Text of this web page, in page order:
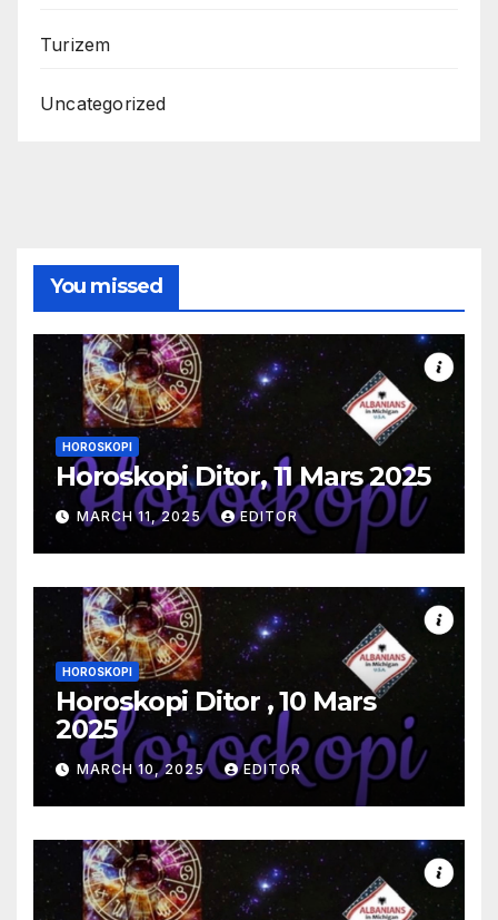
Turizem
Uncategorized
You missed
HOROSKOPI
Horoskopi Ditor, 11 Mars 2025
MARCH 11, 2025 EDITOR
HOROSKOPI
Horoskopi Ditor , 10 Mars
2025
MARCH 10, 2025 EDITOR